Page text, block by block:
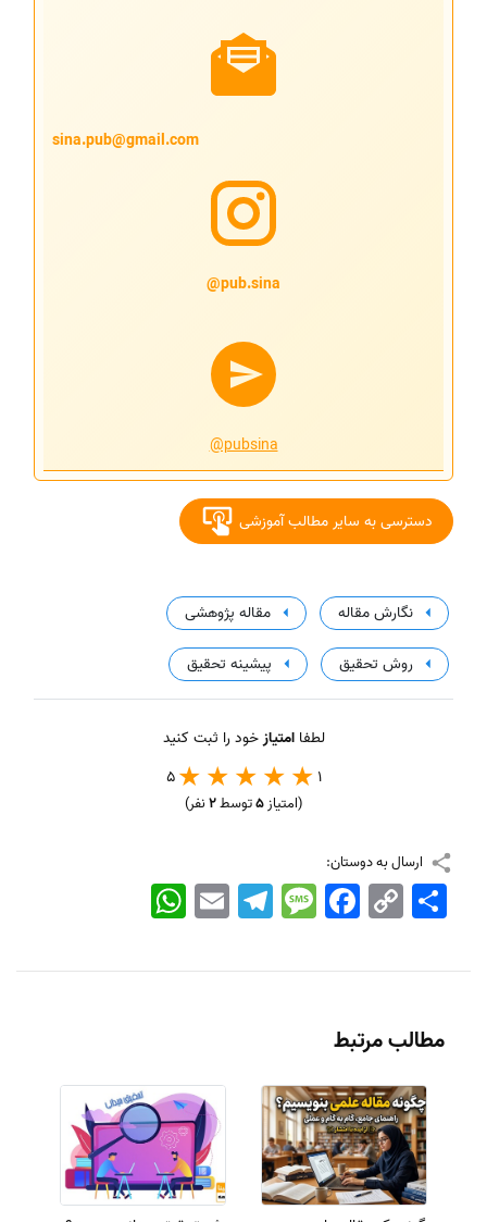
sina.pub@gmail.com
pub.sina@
@pubsina
دسترسی به سایر مطالب آموزشی
نگارش مقاله مقاله پژوهشی
روش تحقیق پیشینه تحقیق
لطفاامتیازخود را ثبت کنید
1
5
(امتیاز5توسط2نفر)
ارسال به دوستان:
WhatsApp EmailTelegramMessageFacebook Copy
Link
اشتراک
مطالب مرتبط